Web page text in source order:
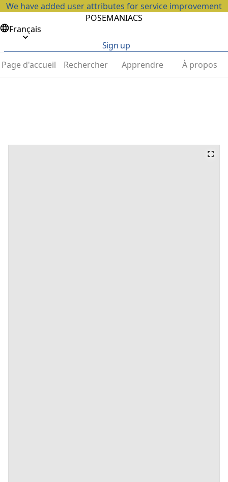
We have added user attributes for service improvement
POSEMANIACS
Français
Sign up
Page d'accueil
Rechercher Apprendre À propos